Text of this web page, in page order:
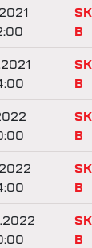
B
B
B
B
B